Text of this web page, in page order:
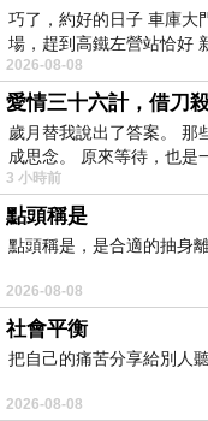
爭議之三是政府強拆條款
者，才能請求當地縣市政
可請求代拆，惟民間自提
來協商時將就公權或私權再
對於容積獎勵方式，是否
定則無？自行劃設更新單
保留協商。
大法官去年認為都更程序
巧了，約好的日子 車庫大
場，趕到高鐵左營站恰好
2026-08-08
愛情三十六計，借刀
歲月替我說出了答案。 那
成思念。 原來等待，也是
3 小時前
點頭稱是
點頭稱是，是合適的抽身離
2026-08-08
社會平衡
把自己的痛苦分享給別人
2026-08-08